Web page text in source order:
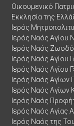
Οικουμενικό
Εκκλησία της
Ιερός
Ιερός Ναός Αγίου
Ιερός Ναός
Ιερός Ναός Αγίου
Ιερός Ναός Αγίου
Ιερός Ναός Αγίων
Ιερός Ναός Αγίων
Ιερός Ναός
Ιερός Ναός Αγίας
Ιερός Ναός της